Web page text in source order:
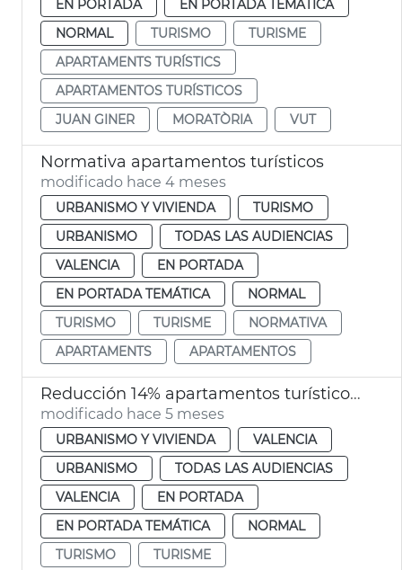
EN PORTADA
EN PORTADA TEMÁTICA
NORMAL
TURISMO
TURISME
APARTAMENTS TURÍSTICS
APARTAMENTOS TURÍSTICOS
JUAN GINER
MORATÒRIA VUT
Normativa apartamentos turísticos
modificado hace 4 meses
URBANISMO Y VIVIENDA
TURISMO
URBANISMO
TODAS LAS AUDIENCIAS
VALENCIA
EN PORTADA
EN PORTADA TEMÁTICA
NORMAL
TURISMO
TURISME
NORMATIVA
APARTAMENTS
APARTAMENTOS
Reducción 14% apartamentos turísticos València ciudad
modificado hace 5 meses
URBANISMO Y VIVIENDA
VALENCIA
URBANISMO
TODAS LAS AUDIENCIAS
VALENCIA
EN PORTADA
EN PORTADA TEMÁTICA
NORMAL
TURISMO
TURISME